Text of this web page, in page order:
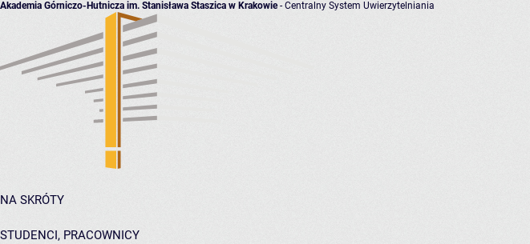
Akademia Górniczo-Hutnicza im. Stanisława Staszica w Krakowie- Centralny System Uwierzytelniania
NA SKRÓTY
STUDENCI, PRACOWNICY